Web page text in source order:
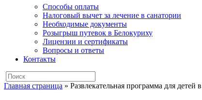
Способы оплаты
Налоговый вычет за лечение в санатории
Необходимые документы
Розыгрыш путевок в Белокуриху
Лицензии и сертификаты
Вопросы и ответы
Контакты
Главная страница » Развлекательная программа для детей